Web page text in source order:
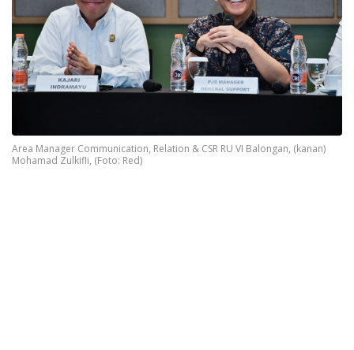
Area Manager Communication, Relation & CSR RU VI Balongan, (kanan)
Mohamad Zulkifli, (Foto: Red)